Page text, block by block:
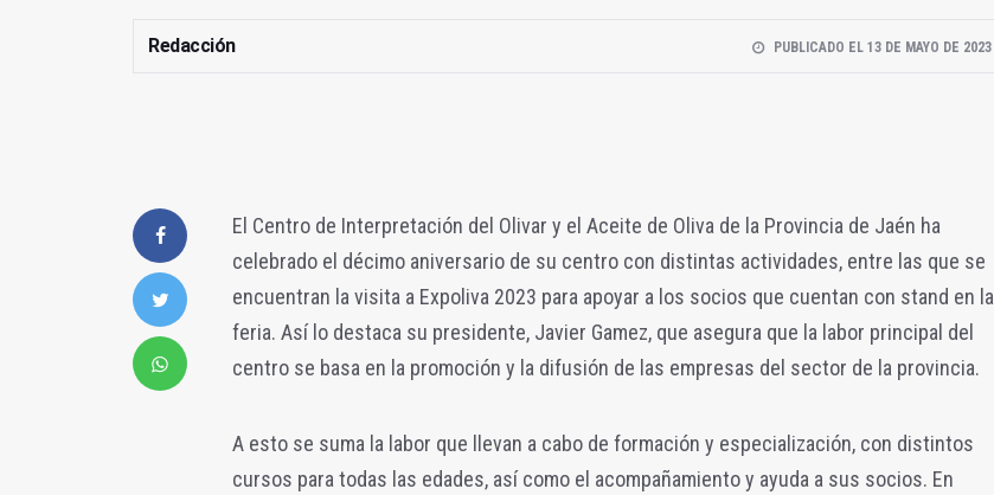
Redacción PUBLICADO EL 13 DE MAYO DE 2023
El Centro de Interpretación del Olivar y el Aceite de Oliva de la Provincia de Jaén ha
celebrado el décimo aniversario de su centro con distintas actividades, entre las que se
encuentran la visita a Expoliva 2023 para apoyar a los socios que cuentan con stand en la
feria. Así lo destaca su presidente, Javier Gamez, que asegura que la labor principal del
centro se basa en la promoción y la difusión de las empresas del sector de la provincia.
A esto se suma la labor que llevan a cabo de formación y especialización, con distintos
cursos para todas las edades, así como el acompañamiento y ayuda a sus socios. En